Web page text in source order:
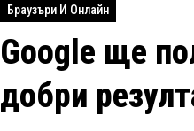
Браузъри И Онлайн
Google ще
добри